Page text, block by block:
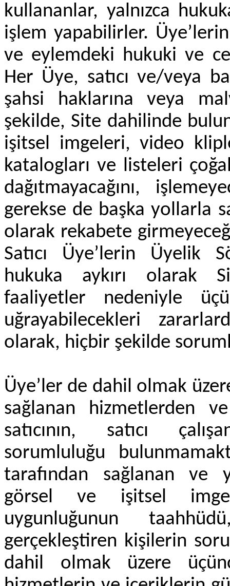
kullananlar, yalnızca
işlem yapabilirler.
ve eylemdeki hukuki ve
Her Üye, satıcı ve/veya
şahsi haklarına veya
şekilde, Site dahilinde
işitsel imgeleri, video
katalogları ve listeleri
dağıtmayacağını,
gerekse de başka yollarla
olarak rekabete
Satıcı Üye’lerin Üyelik
hukuka aykırı olarak
faaliyetler nedeniyle
uğrayabilecekleri
olarak, hiçbir şekilde
Üye’ler de dahil olmak
sağlanan hizmetlerden
satıcının, satıcı
sorumluluğu
tarafından sağlanan ve
görsel ve işitsel
uygunluğunun
gerçekleştiren kişilerin
dahil olmak üzere